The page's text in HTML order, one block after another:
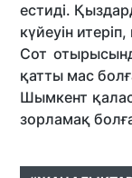
естиді.
күйеуін
Сот
қатты мас
Шымкент
зорламақ